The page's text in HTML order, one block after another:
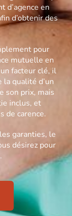
d’agence en
d’obtenir des
pour
mutuelle en
facteur clé, il
qualité d’un
son prix, mais
inclus, et
de carence.
garanties, le
désirez pour